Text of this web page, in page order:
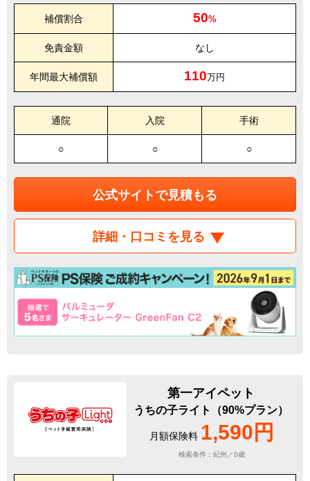
補償割合 50%
免責金額 なし
年間最大補償額 110万円
通院 入院 手術
○ ○ ○
公式サイトで見積もる
詳細・口コミを見る
第一アイペット
うちの子ライト（90%プラン）
月額保険料 1,590円
検索条件：紀州／0歳